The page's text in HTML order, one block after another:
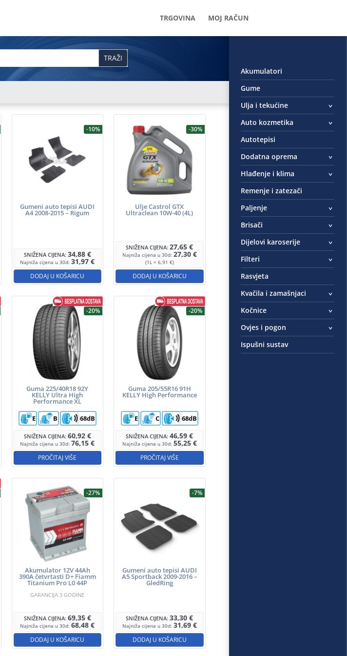
TRGOVINA MOJ RAČUN
-10%
Gumeni auto tepisi AUDI
A4 2008-2015 – Rigum
SNIŽENA CIJENA: 34,88 €
Najniža cijena u 30d:31,97€
DODAJ U KOŠARICU
-30%
Ulje Castrol GTX
Ultraclean 10W-40 (4L)
SNIŽENA CIJENA:27,65€
Najniža cijena u 30d: 27,30 €
(1L = 6,91 €)
DODAJ U KOŠARICU
-20%
Guma 225/40R18 92Y
KELLY Ultra High
Performance XL
SNIŽENA CIJENA: 60,92 €
Najniža cijena u 30d:76,15€
E B 68dB
PROČITAJ VIŠE
-20%
Guma 205/55R16 91H
KELLY High Performance
SNIŽENA CIJENA:46,59€
Najniža cijena u 30d: 55,25 €
E C 68dB
PROČITAJ VIŠE
-27%
Akumulator 12V 44Ah
390A četvrtasti D+ Fiamm
Titanium Pro L0 44P
SNIŽENA CIJENA: 69,35 €
Najniža cijena u 30d:68,48€
GARANCIJA 3 GODINE
DODAJ U KOŠARICU
-7%
Gumeni auto tepisi AUDI
A5 Sportback 2009-2016 –
GledRing
SNIŽENA CIJENA:33,30€
Najniža cijena u 30d: 31,69 €
DODAJ U KOŠARICU
Akumulatori
Gume
Ulja i tekućine
Auto kozmetika
Autotepisi
Dodatna oprema
Hlađenje i klima
Remenje i zatezači
Paljenje
Brisači
Dijelovi karoserije
Filteri
Rasvjeta
Kvačila i zamašnjaci
Kočnice
Ovjes i pogon
Ispušni sustav